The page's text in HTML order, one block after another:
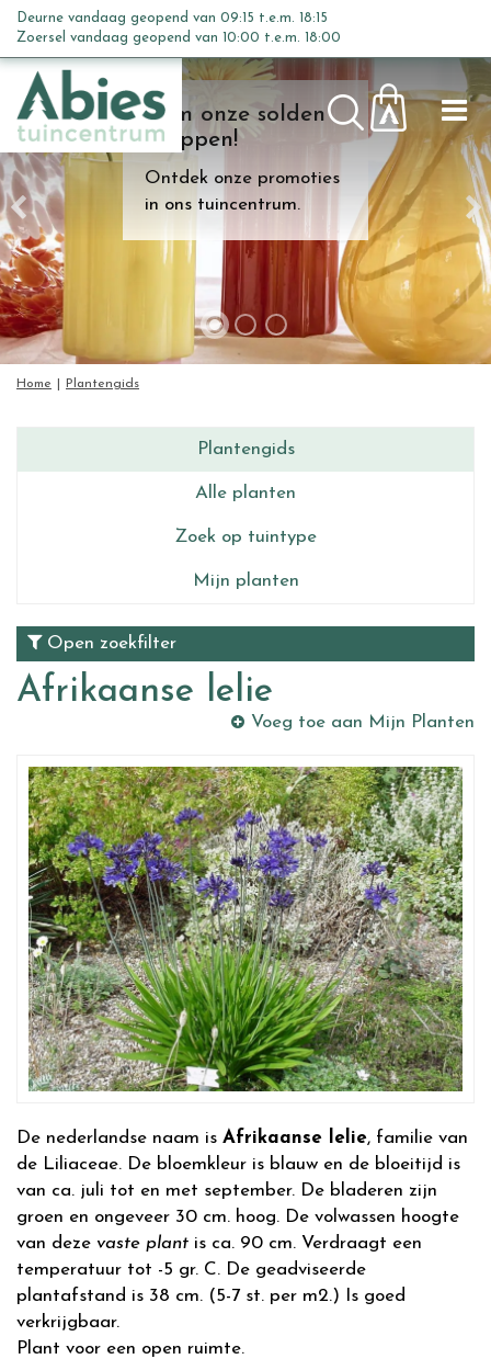
n
c
o
n
t
e
n
t
Kom onze solden
shoppen!
Ontdek onze promoties
in ons tuincentrum.
Home Plantengids
Deurne vandaag geopend van 09:15 t.e.m. 18:15
Zoersel vandaag geopend van 10:00 t.e.m. 18:00
Plantengids
Alle planten
Zoek op tuintype
Mijn planten
Open zoekfilter
Afrikaanse lelie
Voeg toe aan Mijn Planten
De nederlandse naam is Afrikaanse lelie, familie van
de Liliaceae. De bloemkleur is blauw en de bloeitijd is
van ca. juli tot en met september. De bladeren zijn
groen en ongeveer 30 cm. hoog. De volwassen hoogte
van deze vaste plant is ca. 90 cm. Verdraagt een
temperatuur tot -5 gr. C. De geadviseerde
plantafstand is 38 cm. (5-7 st. per m2.) Is goed
verkrijgbaar.
Plant voor een open ruimte.